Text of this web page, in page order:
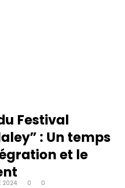
Festival
: Un temps
et le
2024 0 0